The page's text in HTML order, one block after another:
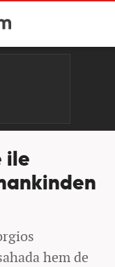
ile
hem de